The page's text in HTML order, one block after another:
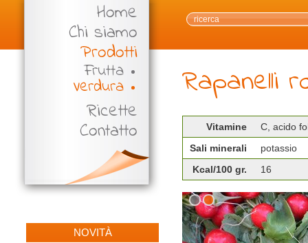
Home
Chi siamo
Prodotti
Frutta
Verdura
Ricette
Contatto
NOVITÀ
Rapanelli
Vitamine
C, acido
Sali minerali
potassio
Kcal/100 gr.
16
1 2